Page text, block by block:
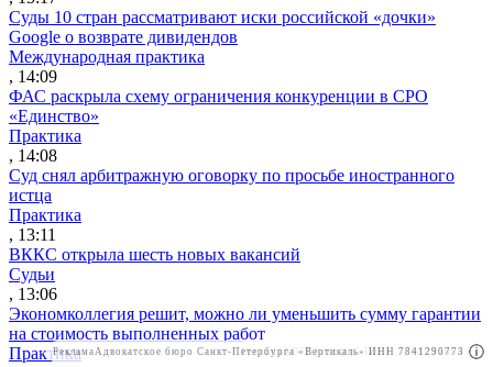
Реклама АО"Право.ру" ИНН: 7708095468
Суды 10 стран рассматривают иски российской «дочки»
Google о возврате дивидендов
Международная практика
, 14:09
ФАС раскрыла схему ограничения конкуренции в СРО
«Единство»
Практика
, 14:08
Суд снял арбитражную оговорку по просьбе иностранного
истца
Практика
, 13:11
ВККС открыла шесть новых вакансий
Судьи
, 13:06
Экономколлегия решит, можно ли уменьшить сумму гарантии
на стоимость выполненных работ
Практика
Реклама Адвокатское бюро Санкт-Петербурга «Вертикаль» ИНН 7841290773